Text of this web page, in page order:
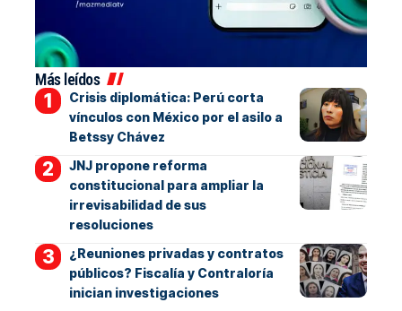
Más leídos
Crisis diplomática: Perú corta
vínculos con México por el asilo a
Betssy Chávez
JNJ propone reforma
constitucional para ampliar la
irrevisabilidad de sus
resoluciones
¿Reuniones privadas y contratos
públicos? Fiscalía y Contraloría
inician investigaciones